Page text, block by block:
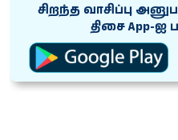
சிறந்த வாசிப்பு
திசை App-ஐ